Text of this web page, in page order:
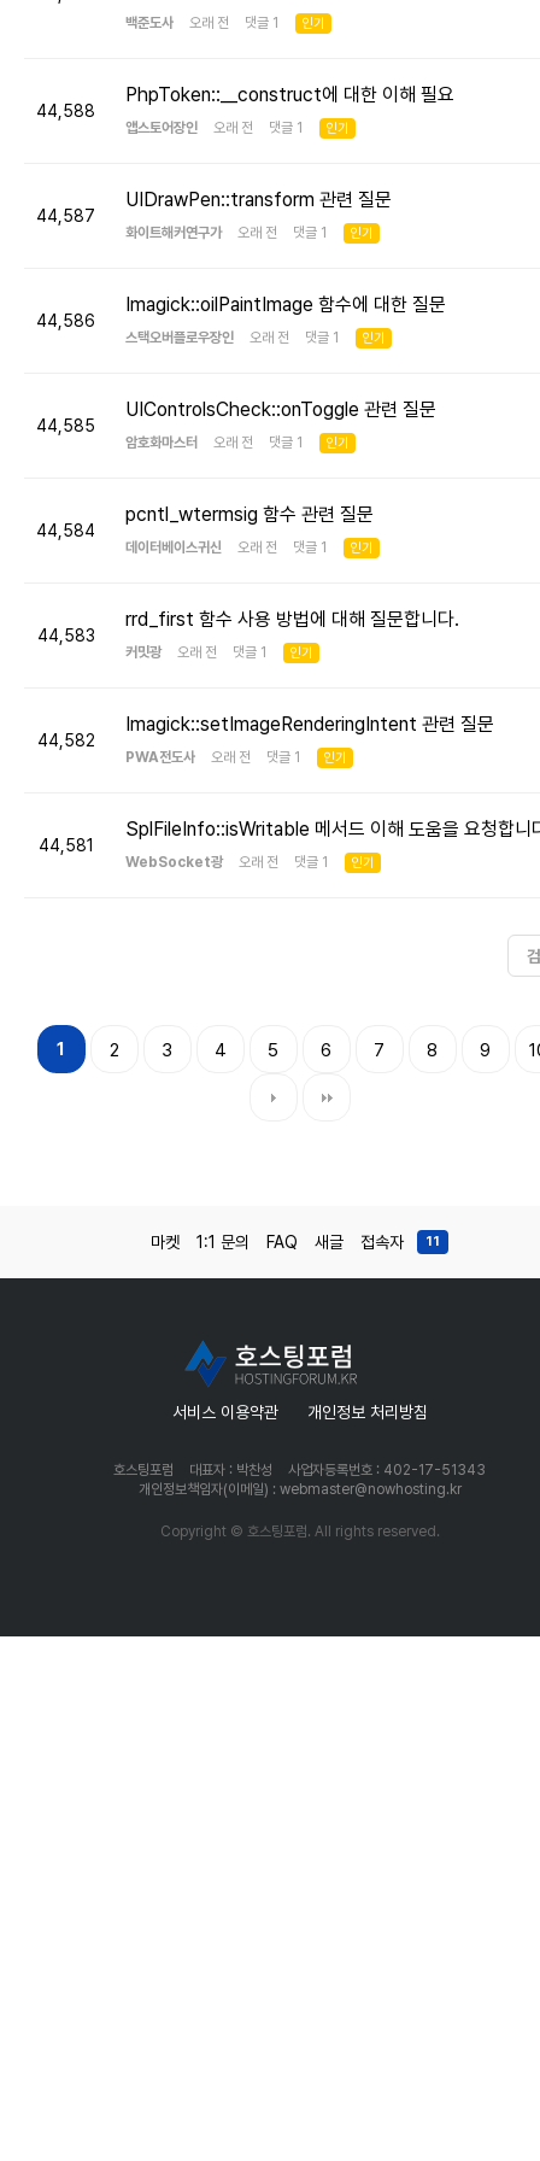
백준도사 오래 전 댓글 1 인기
44,588
PhpToken::__construct에 대한 이해 필요
앱스토어장인 오래 전 댓글 1 인기
44,587
UIDrawPen::transform 관련 질문
화이트해커연구가 오래 전 댓글 1 인기
44,586
Imagick::oilPaintImage 함수에 대한 질문
스택오버플로우장인 오래 전 댓글 1 인기
44,585
UIControlsCheck::onToggle 관련 질문
암호화마스터 오래 전 댓글 1 인기
44,584
pcntl_wtermsig 함수 관련 질문
데이터베이스귀신 오래 전 댓글 1 인기
44,583
rrd_first 함수 사용 방법에 대해 질문합니다.
커밋광 오래 전 댓글 1 인기
44,582
Imagick::setImageRenderingIntent 관련 질문
PWA전도사 오래 전 댓글 1 인기
44,581
SplFileInfo::isWritable 메서드 이해 도움을 요청합니
WebSocket광 오래 전 댓글 1 인기
1 2 3 4 5 6 7 8 9
마켓 1:1 문의 FAQ 새글 접속자 11
서비스 이용약관 개인정보 처리방침
호스팅포럼 대표자 : 박찬성
사업자등록번호 : 402-17-51343
개인정보책임자(이메일) : webmaster@nowhosting.kr
Copyright © 호스팅포럼. All rights reserved.